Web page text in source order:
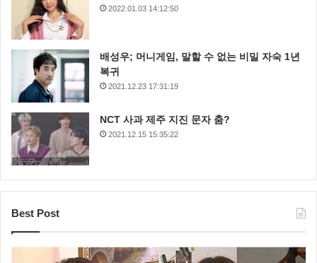
2022.01.03 14:12:50
배성우; 머니게임, 말할 수 없는 비밀 자숙 1년
복귀
2021.12.23 17:31:19
NCT 사과 제주 지진 문자 춤?
2021.12.15 15:35:22
Best Post